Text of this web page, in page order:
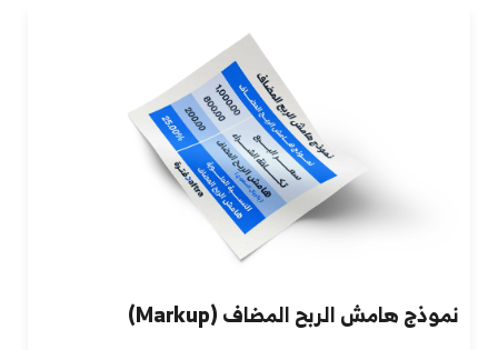
نموذج هامش الربح المضاف (Markup)